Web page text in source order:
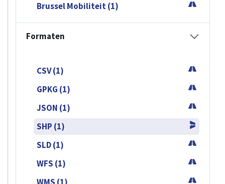
Brussel Mobiliteit (1)
Formaten
CSV (1)
GPKG (1)
JSON (1)
SHP (1)
SLD (1)
WFS (1)